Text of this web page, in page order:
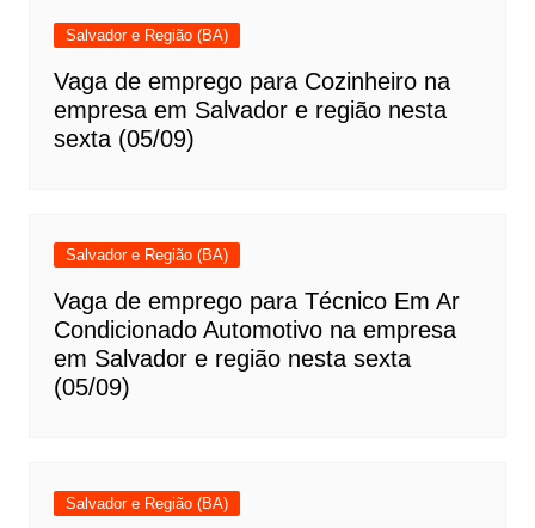
Salvador e Região (BA)
Vaga de emprego para Cozinheiro na
empresa em Salvador e região nesta
sexta (05/09)
Salvador e Região (BA)
Vaga de emprego para Técnico Em Ar
Condicionado Automotivo na empresa
em Salvador e região nesta sexta
(05/09)
Salvador e Região (BA)